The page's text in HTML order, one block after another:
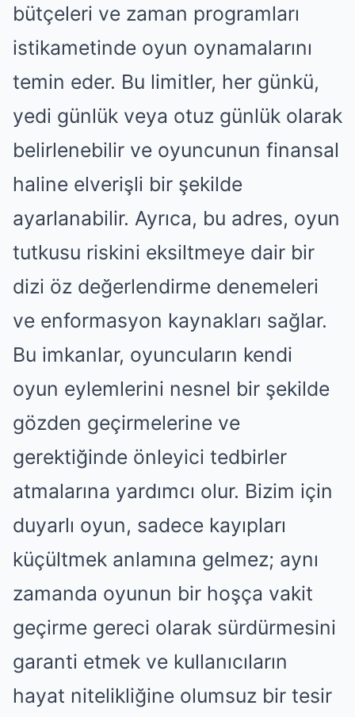
bütçeleri ve zaman programları
istikametinde oyun oynamalarını
temin eder. Bu limitler, her günkü,
yedi günlük veya otuz günlük olarak
belirlenebilir ve oyuncunun finansal
haline elverişli bir şekilde
ayarlanabilir. Ayrıca, bu adres, oyun
tutkusu riskini eksiltmeye dair bir
dizi öz değerlendirme denemeleri
ve enformasyon kaynakları sağlar.
Bu imkanlar, oyuncuların kendi
oyun eylemlerini nesnel bir şekilde
gözden geçirmelerine ve
gerektiğinde önleyici tedbirler
atmalarına yardımcı olur. Bizim için
duyarlı oyun, sadece kayıpları
küçültmek anlamına gelmez; aynı
zamanda oyunun bir hoşça vakit
geçirme gereci olarak sürdürmesini
garanti etmek ve kullanıcıların
hayat nitelikliğine olumsuz bir tesir